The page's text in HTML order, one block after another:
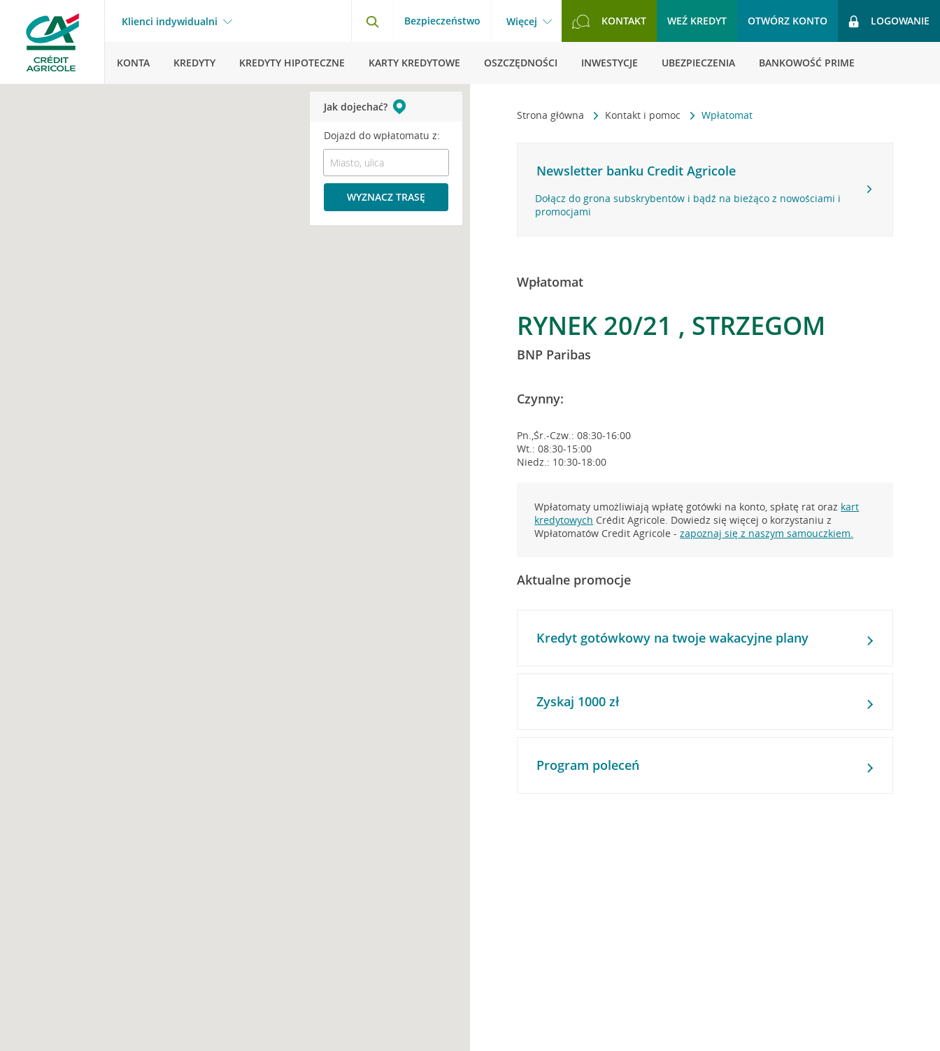
Klienci indywidualni Bezpieczeństwo Więcej KONTAKT WEŹ KREDYT OTWÓRZ KONTO LOGOWANIE
KONTA KREDYTY KREDYTY HIPOTECZNE KARTY KREDYTOWE OSZCZĘDNOŚCI INWESTYCJE UBEZPIECZENIA BANKOWOŚĆ PRIME
Strona główna Kontakt i pomoc Wpłatomat
Newsletter banku Credit Agricole
Dołącz do grona subskrybentów i bądź na bieżąco z nowościami i
promocjami
Wpłatomat
RYNEK 20/21 , STRZEGOM
BNP Paribas
Czynny:
Pn.,Śr.-Czw.: 08:30-16:00
Wt.: 08:30-15:00
Niedz.: 10:30-18:00
Wpłatomaty umożliwiają wpłatę gotówki na konto, spłatę rat oraz kart
kredytowych Crédit Agricole. Dowiedz się więcej o korzystaniu z
Wpłatomatów Credit Agricole -zapoznaj się z naszym samouczkiem.
Aktualne promocje
Kredyt gotówkowy na twoje wakacyjne plany
Zyskaj 1000 zł
Program poleceń
Jak dojechać?
Dojazd do wpłatomatu z:
WYZNACZ TRASĘ